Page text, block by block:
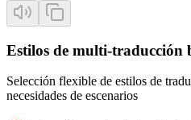
Estilos de multi-traducción
Selección flexible de estilos de
necesidades de escenarios